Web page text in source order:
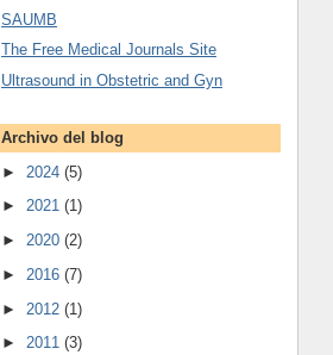
SAUMB
The Free Medical Journals Site
Ultrasound in Obstetric and Gyn
Archivo del blog
► 2024 (5)
► 2021 (1)
► 2020 (2)
► 2016 (7)
► 2012 (1)
► 2011 (3)